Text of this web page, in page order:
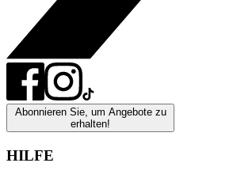
Abonnieren Sie, um Angebote zu
erhalten!
HILFE